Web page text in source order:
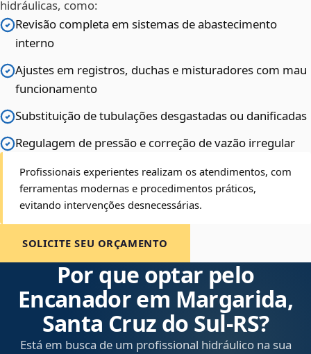
hidráulicas, como:
Revisão completa em sistemas de abastecimento
interno
Ajustes em registros, duchas e misturadores com mau
funcionamento
Substituição de tubulações desgastadas ou danificadas
Regulagem de pressão e correção de vazão irregular
Profissionais experientes realizam os atendimentos, com
ferramentas modernas e procedimentos práticos,
evitando intervenções desnecessárias.
SOLICITE SEU ORÇAMENTO
Por que optar pelo
Encanador em Margarida,
Santa Cruz do Sul‑RS?
Está em busca de um profissional hidráulico na sua